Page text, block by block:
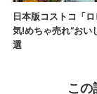
この